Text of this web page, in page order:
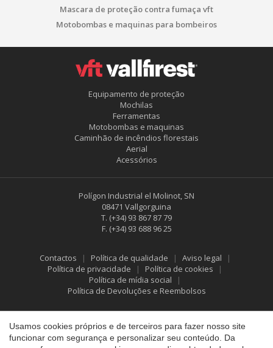
Mascara de proteção contra fumaça vft
Motobombas e maquinas para bombeiros
Equipamento de proteção
Mochilas
Ferramentas
Motobombas e maquinas
Caminhão de incêndios florestais
Aerial
Acessórios
Polígon Industrial el Molinot, SN
08471 Vallgorguina
T. (+34) 93 867 87 79
F. (+34) 93 688 96 25
Contactos Política de qualidade
Aviso legal
Política de privacidade
Política de cookies
Política de mídia social
Política de Devoluções e Reembolsos
Usamos cookies próprios e de terceiros para fazer nosso site
funcionar com segurança e personalizar seu conteúdo. Da
Salvar configuração Aceitar tudo